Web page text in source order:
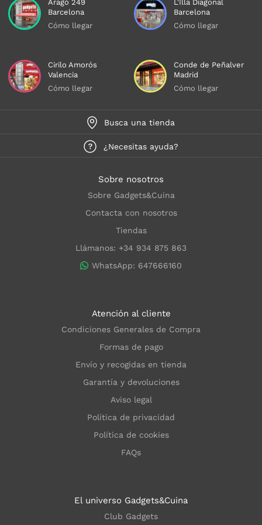
Aragó 249
Barcelona
Cómo llegar
L'Illa Diagonal
Barcelona
Cómo llegar
Cirilo Amorós
Valencia
Cómo llegar
Conde de Peñalver
Madrid
Cómo llegar
Busca una tienda
¿Necesitas ayuda?
Sobre nosotros
Sobre Gadgets&Cuina
Contacta con nosotros
Tiendas
Llámanos: +34 934 875 863
WhatsApp: 647666160
Atención al cliente
Condiciones Generales de Compra
Formas de pago
Envío y recogidas en tienda
Garantía y devoluciones
Aviso legal
Política de privacidad
Política de cookies
FAQs
El universo Gadgets&Cuina
Club Gadgets